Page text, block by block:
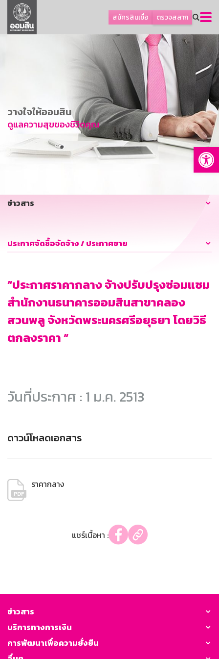
สมัครสินเชื่อ ตรวจสลาก
ลูกค้าธุรกิจ
ลูกค้าผู้ประกอบรายย่อย
การพัฒนาที่ยั่งยืน
ข่าวสาร
บริการทางการเงิน
อื่นๆ
วางใจให้ออมสิน
ดูแลความสุขของชีวิตคุณ
ข่าวสาร
ประกาศจัดซื้อจัดจ้าง / ประกาศขาย
“ประกาศราคากลาง จ้างปรับปรุงซ่อมแซม
สำนักงานธนาคารออมสินสาขาคลอง
สวนพลู จังหวัดพระนครศรีอยุธยา โดยวิธี
ตกลงราคา “
วันที่ประกาศ : 1 ม.ค. 2513
ดาวน์โหลดเอกสาร
ราคากลาง
แชร์เนื้อหา :
ข่าวสาร
บริการทางการเงิน
การพัฒนาเพื่อความยั่งยืน